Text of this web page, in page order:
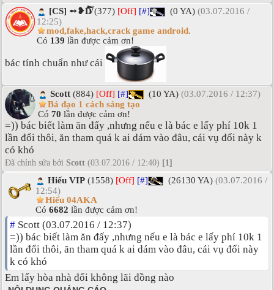
[CS] ➻❥D̸͗̌̈̋͗͗̐̀̑͠͝(377) [Off] [#] (0 YA) (03.07.2016 /
12:25)
mod,fake,hack,crack game android.
Có 139 lần được cảm ơn!
bác tính chuẩn như cái
Scott (884) [Off] [#] (10 YA) (03.07.2016 / 12:37)
Bá đạo 1 cách sáng tạo
Có 70 lần được cảm ơn!
=)) bác biết làm ăn đấy ,nhưng nếu e là bác e lấy phí 10k 1
lần đổi thôi, ăn tham quá k ai dám vào đâu, cái vụ đổi này k
có khó
Đã chỉnh sửa bởi Scott (03.07.2016 / 12:40) [1]
Hiếu VIP (1558) [Off] [#] (26130 YA) (03.07.2016 /
12:54)
Hiếu 04AKA
Có 6682 lần được cảm ơn!
# Scott (03.07.2016 / 12:37)
=)) bác biết làm ăn đấy ,nhưng nếu e là bác e lấy phí 10k 1
lần đổi thôi, ăn tham quá k ai dám vào đâu, cái vụ đổi này
k có khó
Em lấy hòa nhà đổi không lãi đồng nào